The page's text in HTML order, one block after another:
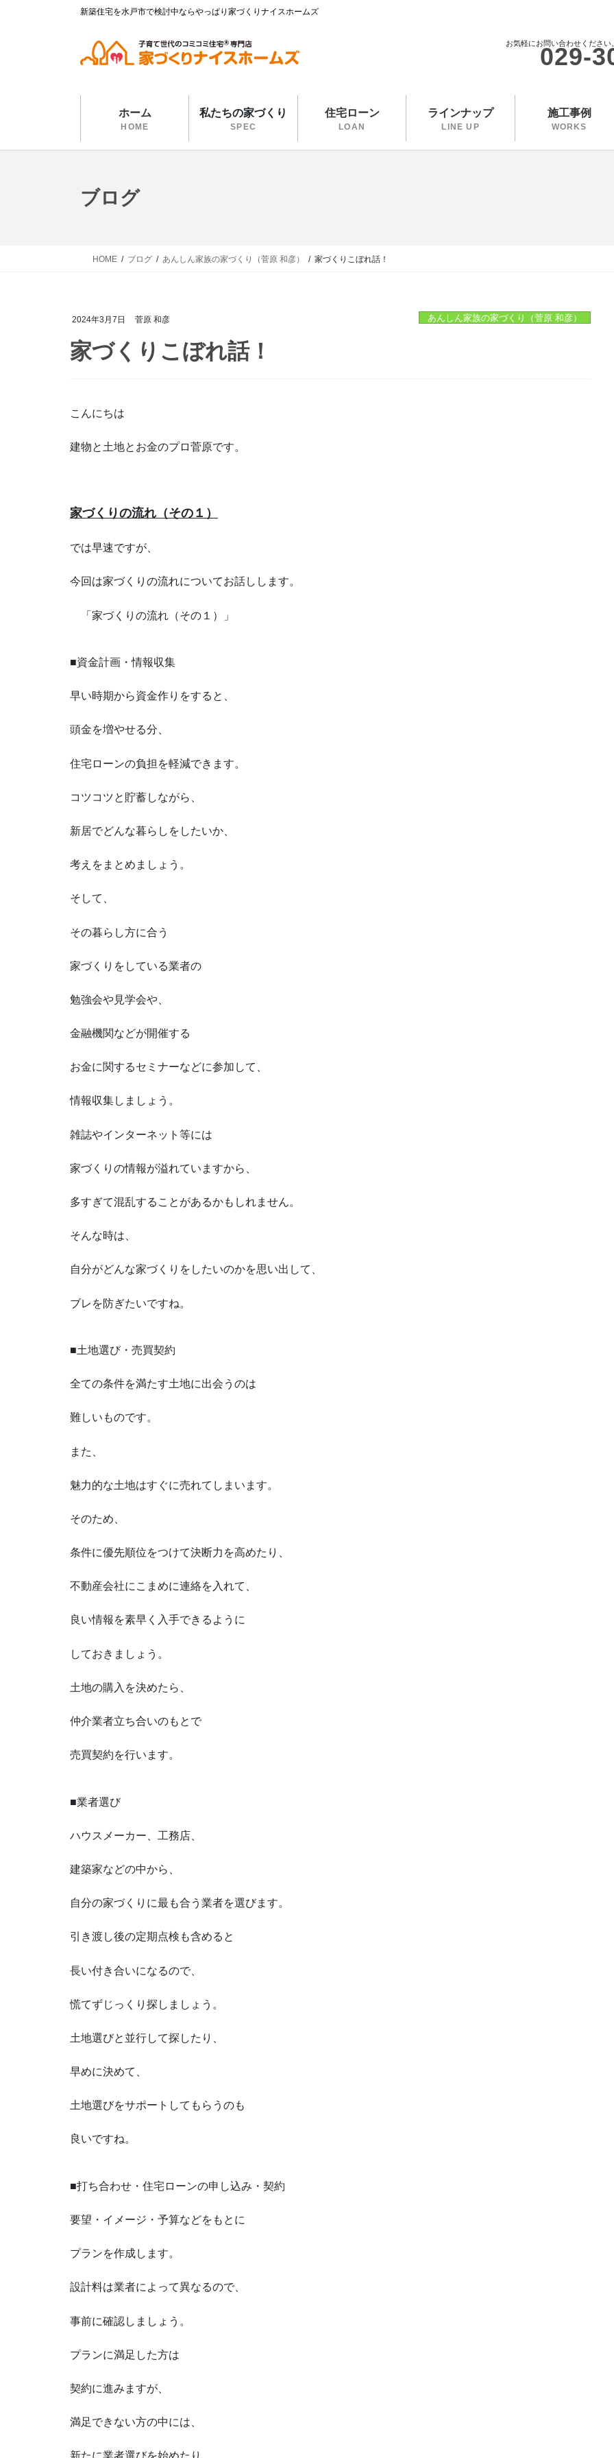
新築住宅を水戸市で検討中ならやっぱり家づくりナイスホームズ
お気軽にお問い合わせください
029-
ホーム
HOME
私たちの家づくり
SPEC
住宅ローン
LOAN
ラインナップ
LINE UP
施工事例
WORKS
ブログ
HOME ブログ あんしん家族の家づくり（菅原 和彦） 家づくりこぼれ話！
2024年3月7日 菅原 和彦 あんしん家族の家づくり（菅原 和彦）
家づくりこぼれ話！
こんにちは
建物と土地とお金のプロ菅原です。
家づくりの流れ（その１）
では早速ですが、
今回は家づくりの流れについてお話しします。
「家づくりの流れ（その１）」
■資金計画・情報収集
早い時期から資金作りをすると、
頭金を増やせる分、
住宅ローンの負担を軽減できます。
コツコツと貯蓄しながら、
新居でどんな暮らしをしたいか、
考えをまとめましょう。
そして、
その暮らし方に合う
家づくりをしている業者の
勉強会や見学会や、
金融機関などが開催する
お金に関するセミナーなどに参加して、
情報収集しましょう。
雑誌やインターネット等には
家づくりの情報が溢れていますから、
多すぎて混乱することがあるかもしれません。
そんな時は、
自分がどんな家づくりをしたいのかを思い出して、
ブレを防ぎたいですね。
■土地選び・売買契約
全ての条件を満たす土地に出会うのは
難しいものです。
また、
魅力的な土地はすぐに売れてしまいます。
そのため、
条件に優先順位をつけて決断力を高めたり、
不動産会社にこまめに連絡を入れて、
良い情報を素早く入手できるように
しておきましょう。
土地の購入を決めたら、
仲介業者立ち合いのもとで
売買契約を行います。
■業者選び
ハウスメーカー、工務店、
建築家などの中から、
自分の家づくりに最も合う業者を選びます。
引き渡し後の定期点検も含めると
長い付き合いになるので、
慌てずじっくり探しましょう。
土地選びと並行して探したり、
早めに決めて、
土地選びをサポートしてもらうのも
良いですね。
■打ち合わせ・住宅ローンの申し込み・契約
要望・イメージ・予算などをもとに
プランを作成します。
設計料は業者によって異なるので、
事前に確認しましょう。
プランに満足した方は
契約に進みますが、
満足できない方の中には、